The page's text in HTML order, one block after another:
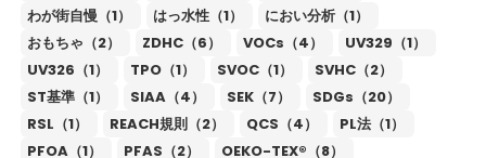
わが街自慢（1）
はっ水性（1）
におい分析（1）
おもちゃ（2）
ZDHC（6） VOCs（4）
UV329（1）
UV326（1）
TPO（1） SVOC（1）
SVHC（2）
ST基準（1）
SIAA（4） SEK（7）
SDGs（20）
RSL（1）
REACH規則（2） QCS（4）
PL法（1）
PFOA（1）
PFAS（2）
OEKO-TEX®（8）